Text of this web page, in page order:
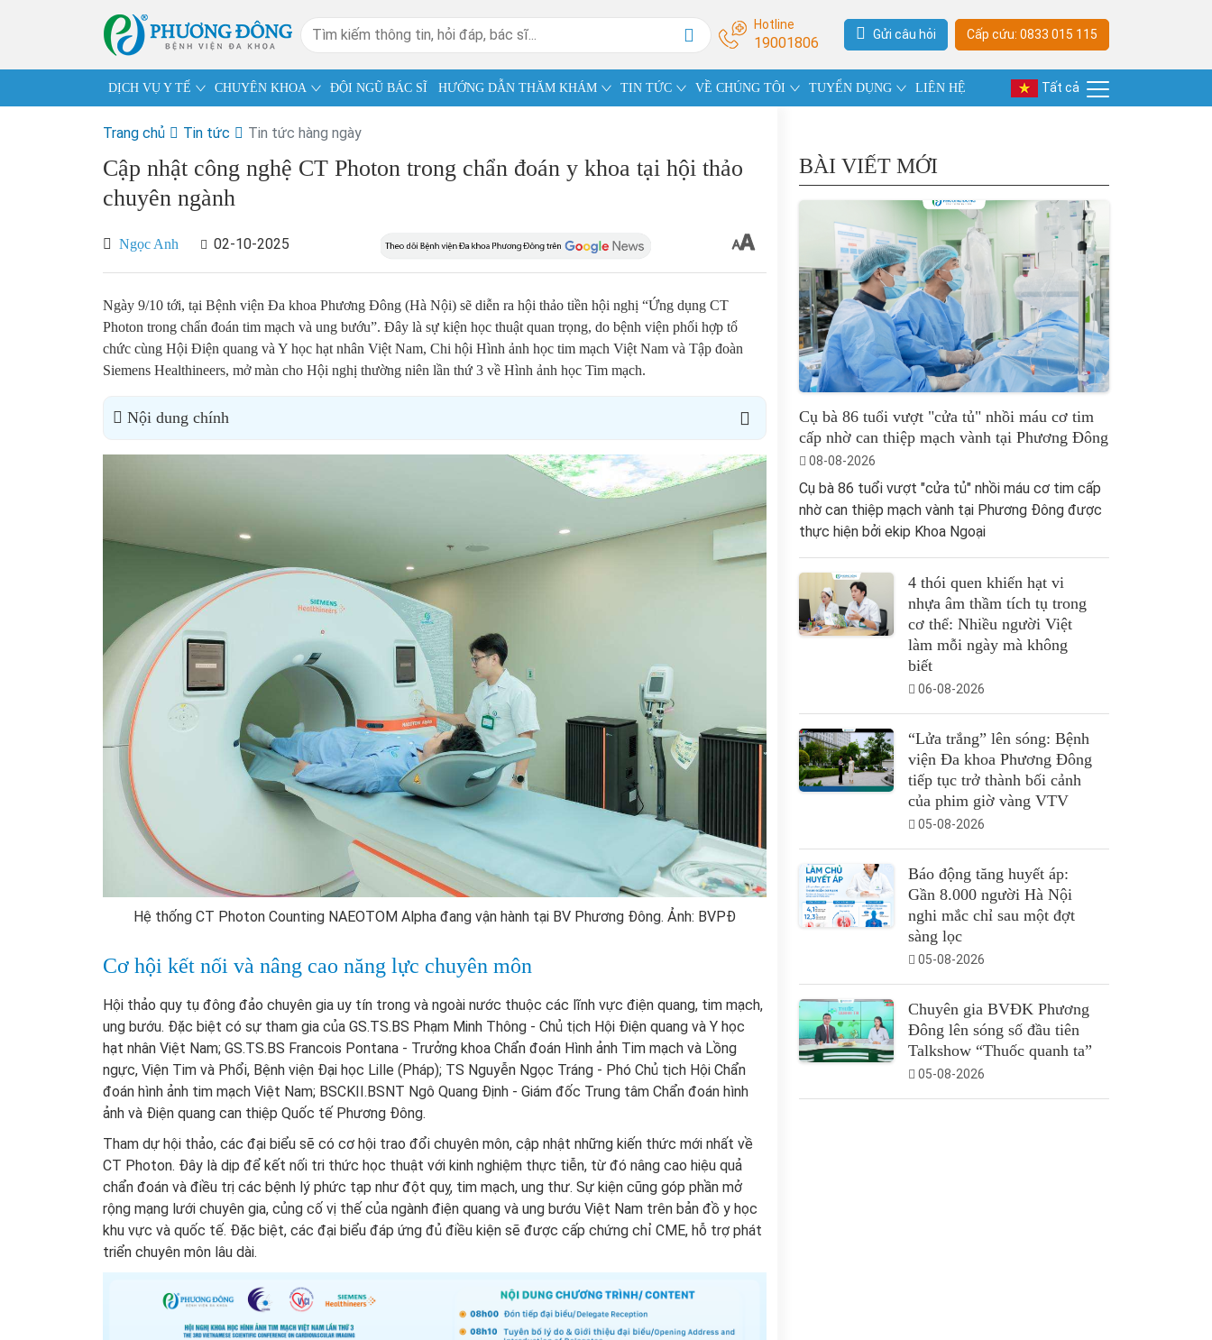
Hotline
19001806 Gửi câu hỏi Cấp cứu: 0833 015 115
DỊCH VỤ Y TẾ CHUYÊN KHOA ĐỘI NGŨ BÁC SĨ HƯỚNG DẪN THĂM KHÁM TIN TỨC VỀ CHÚNG TÔI TUYỂN DỤNG LIÊN HỆ Tất cả
Trang chủ Tin tức Tin tức hàng ngày
Cập nhật công nghệ CT Photon trong chẩn đoán y khoa tại hội thảo
chuyên ngành
Ngọc Anh 02-10-2025
Ngày 9/10 tới, tại Bệnh viện Đa khoa Phương Đông (Hà Nội) sẽ diễn ra hội thảo tiền hội nghị “Ứng dụng CT
Photon trong chẩn đoán tim mạch và ung bướu”. Đây là sự kiện học thuật quan trọng, do bệnh viện phối hợp tổ
chức cùng Hội Điện quang và Y học hạt nhân Việt Nam, Chi hội Hình ảnh học tim mạch Việt Nam và Tập đoàn
Siemens Healthineers, mở màn cho Hội nghị thường niên lần thứ 3 về Hình ảnh học Tim mạch.
Nội dung chính
Hệ thống CT Photon Counting NAEOTOM Alpha đang vận hành tại BV Phương Đông. Ảnh: BVPĐ
Cơ hội kết nối và nâng cao năng lực chuyên môn
Hội thảo quy tụ đông đảo chuyên gia uy tín trong và ngoài nước thuộc các lĩnh vực điện quang, tim mạch,
ung bướu. Đặc biệt có sự tham gia của GS.TS.BS Phạm Minh Thông - Chủ tịch Hội Điện quang và Y học
hạt nhân Việt Nam; GS.TS.BS Francois Pontana - Trưởng khoa Chẩn đoán Hình ảnh Tim mạch và Lồng
ngực, Viện Tim và Phổi, Bệnh viện Đại học Lille (Pháp); TS Nguyễn Ngọc Tráng - Phó Chủ tịch Hội Chẩn
đoán hình ảnh tim mạch Việt Nam; BSCKII.BSNT Ngô Quang Định - Giám đốc Trung tâm Chẩn đoán hình
ảnh và Điện quang can thiệp Quốc tế Phương Đông.
Tham dự hội thảo, các đại biểu sẽ có cơ hội trao đổi chuyên môn, cập nhật những kiến thức mới nhất về
CT Photon. Đây là dịp để kết nối tri thức học thuật với kinh nghiệm thực tiễn, từ đó nâng cao hiệu quả
chẩn đoán và điều trị các bệnh lý phức tạp như đột quỵ, tim mạch, ung thư. Sự kiện cũng góp phần mở
rộng mạng lưới chuyên gia, củng cố vị thế của ngành điện quang và ung bướu Việt Nam trên bản đồ y học
khu vực và quốc tế. Đặc biệt, các đại biểu đáp ứng đủ điều kiện sẽ được cấp chứng chỉ CME, hỗ trợ phát
triển chuyên môn lâu dài.
BÀI VIẾT MỚI
Cụ bà 86 tuổi vượt "cửa tủ" nhồi máu cơ tim
cấp nhờ can thiệp mạch vành tại Phương Đông
08-08-2026
Cụ bà 86 tuổi vượt "cửa tủ" nhồi máu cơ tim cấp
nhờ can thiệp mạch vành tại Phương Đông được
thực hiện bởi ekip Khoa Ngoại
4 thói quen khiến hạt vi
nhựa âm thầm tích tụ trong
cơ thể: Nhiều người Việt
làm mỗi ngày mà không
biết
06-08-2026
“Lửa trắng” lên sóng: Bệnh
viện Đa khoa Phương Đông
tiếp tục trở thành bối cảnh
của phim giờ vàng VTV
05-08-2026
Báo động tăng huyết áp:
Gần 8.000 người Hà Nội
nghi mắc chỉ sau một đợt
sàng lọc
05-08-2026
Chuyên gia BVĐK Phương
Đông lên sóng số đầu tiên
Talkshow “Thuốc quanh ta”
05-08-2026